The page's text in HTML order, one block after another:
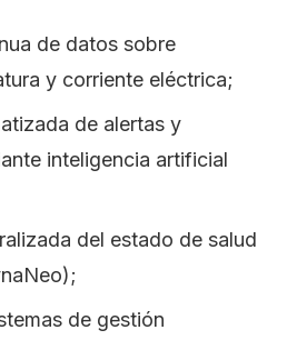
de datos sobre
y corriente eléctrica;
de alertas y
inteligencia artificial
del estado de salud
de gestión